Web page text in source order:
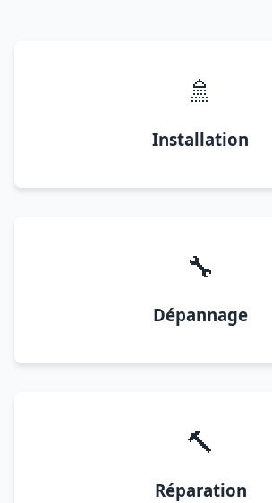
🚿
Installation
🔧
Dépannage
🔨
Réparation